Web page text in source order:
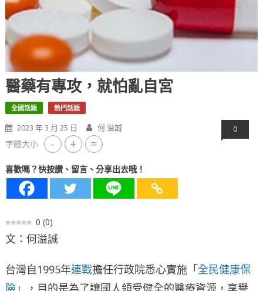
醫藥有專攻，就怕亂自宮
全國話題 熱門話題
2023 年 3 月 25 日 何 溢誠 0
字體大小 - + =
喜歡嗎？快按讚、留言、分享出去哦！
0 (0)
文：何溢誠
台灣自1995年連戰擔任行政院悉心實施「全民健康保
險 」，目的是為了讓國人領受健全的醫療資源，享譽